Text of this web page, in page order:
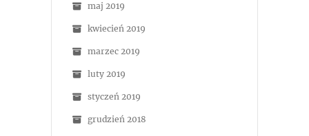
maj 2019
kwiecień 2019
marzec 2019
luty 2019
styczeń 2019
grudzień 2018